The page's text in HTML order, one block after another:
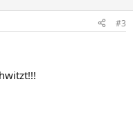
#3